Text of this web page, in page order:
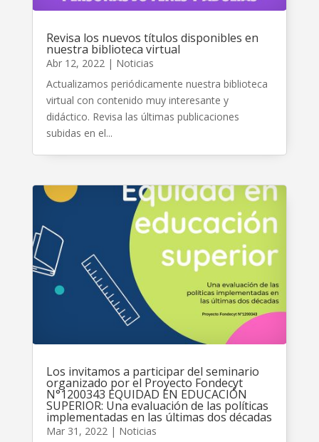
Revisa los nuevos títulos disponibles en
nuestra biblioteca virtual
Abr 12, 2022| Noticias
Actualizamos periódicamente nuestra biblioteca
virtual con contenido muy interesante y
didáctico. Revisa las últimas publicaciones
subidas en el...
Los invitamos a participar del seminario
organizado por el Proyecto Fondecyt
N°1200343 EQUIDAD EN EDUCACIÓN
SUPERIOR: Una evaluación de las políticas
implementadas en las últimas dos décadas
Mar 31, 2022| Noticias